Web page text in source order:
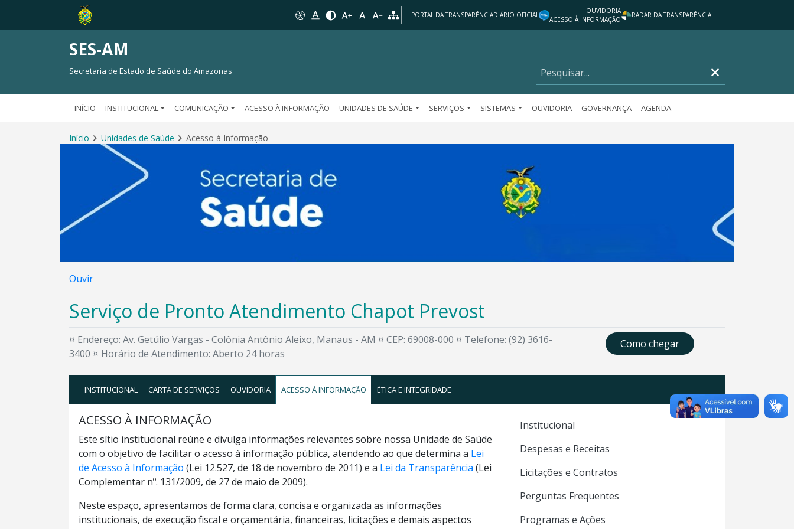
PORTAL DA TRANSPARÊNCIADIÁRIO OFICIAL
OUVIDORIA
ACESSO À INFORMAÇÃO
RADAR DA TRANSPARÊNCIA
SES-AM
Secretaria de Estado de Saúde do Amazonas
INÍCIO INSTITUCIONAL COMUNICAÇÃO ACESSO À INFORMAÇÃO UNIDADES DE SAÚDE SERVIÇOS SISTEMAS OUVIDORIA GOVERNANÇA AGENDA
Início Unidades de Saúde Acesso à Informação
Ouvir
Serviço de Pronto Atendimento Chapot Prevost
¤ Endereço: Av. Getúlio Vargas - Colônia Antônio Aleixo, Manaus - AM ¤ CEP: 69008-000 ¤ Telefone: (92) 3616-
3400 ¤ Horário de Atendimento: Aberto 24 horas
Como chegar
INSTITUCIONAL CARTA DE SERVIÇOS OUVIDORIA ACESSO À INFORMAÇÃO ÉTICA E INTEGRIDADE
ACESSO À INFORMAÇÃO
Este sítio institucional reúne e divulga informações relevantes sobre nossa Unidade de Saúde
com o objetivo de facilitar o acesso à informação pública, atendendo ao que determina a Lei
de Acesso à Informação (Lei 12.527, de 18 de novembro de 2011) e a Lei da Transparência (Lei
Complementar nº. 131/2009, de 27 de maio de 2009).
Neste espaço, apresentamos de forma clara, concisa e organizada as informações
institucionais, de execução fiscal e orçamentária, financeiras, licitações e demais aspectos
Institucional
Despesas e Receitas
Licitações e Contratos
Perguntas Frequentes
Programas e Ações